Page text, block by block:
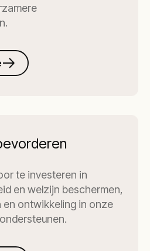
te investeren in
en welzijn beschermen,
en ontwikkeling in onze